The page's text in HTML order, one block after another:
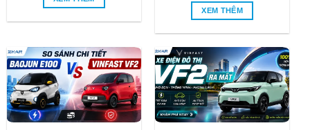
XEM THÊM